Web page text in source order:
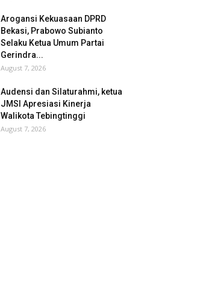
Arogansi Kekuasaan DPRD
Bekasi, Prabowo Subianto
Selaku Ketua Umum Partai
Gerindra...
August 7, 2026
Audensi dan Silaturahmi, ketua
JMSI Apresiasi Kinerja
Walikota Tebingtinggi
August 7, 2026